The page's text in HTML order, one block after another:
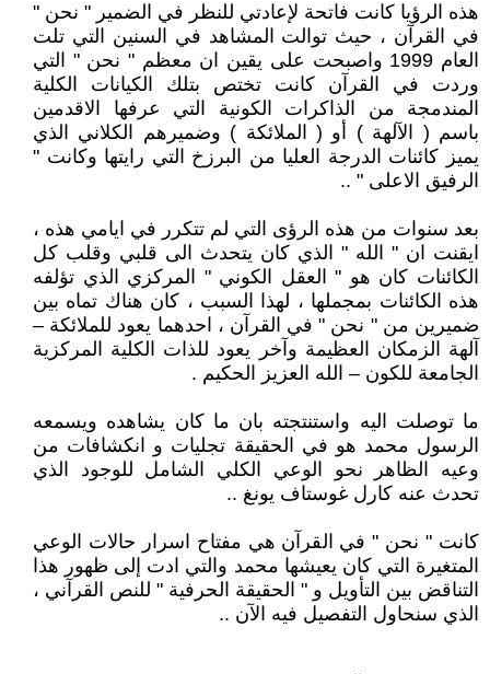
هذه الرؤيا كانت فاتحة لإعادتي للنظر في الضمير " نحن "
في القرآن ، حيث توالت المشاهد في السنين التي تلت
العام 1999 واصبحت على يقين ان معظم " نحن " التي
وردت في القرآن كانت تختص بتلك الكيانات الكلية
المندمجة من الذاكرات الكونية التي عرفها الاقدمين
باسم ( الآلهة ) أو ( الملائكة ) وضميرهم الكلاني الذي
يميز كائنات الدرجة العليا من البرزخ التي رايتها وكانت "
الرفيق الاعلى " ..
بعد سنوات من هذه الرؤى التي لم تتكرر في ايامي هذه ،
ايقنت ان " الله " الذي كان يتحدث الى قلبي وقلب كل
الكائنات كان هو " العقل الكوني " المركزي الذي تؤلفه
هذه الكائنات بمجملها ، لهذا السبب ، كان هناك تماه بين
ضميرين من " نحن " في القرآن ، احدهما يعود للملائكة –
آلهة الزمكان العظيمة وآخر يعود للذات الكلية المركزية
الجامعة للكون – الله العزيز الحكيم .
ما توصلت اليه واستنتجته بان ما كان يشاهده ويسمعه
الرسول محمد هو في الحقيقة تجليات و انكشافات من
وعيه الظاهر نحو الوعي الكلي الشامل للوجود الذي
تحدث عنه كارل غوستاف يونغ ..
كانت " نحن " في القرآن هي مفتاح اسرار حالات الوعي
المتغيرة التي كان يعيشها محمد والتي ادت إلى ظهور هذا
التناقض بين التأويل و " الحقيقة الحرفية " للنص القرآني ،
الذي سنحاول التفصيل فيه الآن ..